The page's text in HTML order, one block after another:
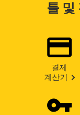
툴 및
결제
계산기